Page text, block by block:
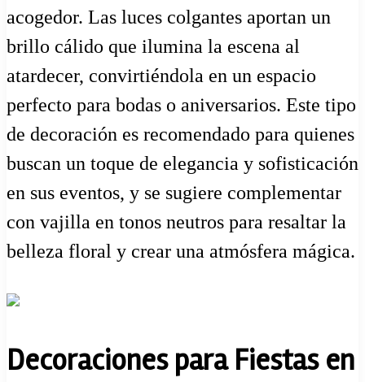
acogedor. Las luces colgantes aportan un
brillo cálido que ilumina la escena al
atardecer, convirtiéndola en un espacio
perfecto para bodas o aniversarios. Este tipo
de decoración es recomendado para quienes
buscan un toque de elegancia y sofisticación
en sus eventos, y se sugiere complementar
con vajilla en tonos neutros para resaltar la
belleza floral y crear una atmósfera mágica.
Decoraciones para Fiestas en